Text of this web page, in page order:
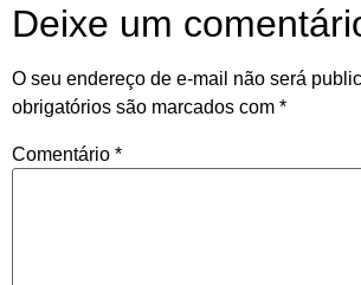
Deixe um
O seu endereço de e-mail não será
obrigatórios são marcados com *
Comentário *